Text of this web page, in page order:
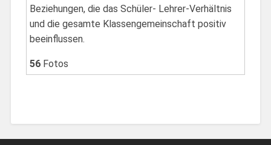
Beziehungen, die das Schüler- Lehrer-Verhältnis
und die gesamte Klassengemeinschaft positiv
beeinflussen.
56Fotos